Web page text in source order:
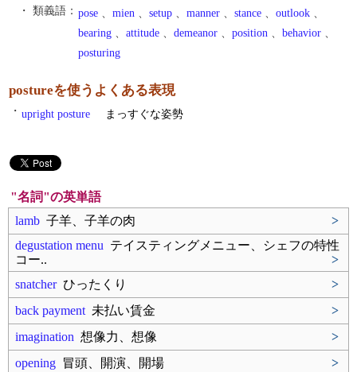
・ 類義語： pose 、 mien 、 setup 、 manner 、 stance 、 outlook 、
bearing 、 attitude 、 demeanor 、 position 、 behavior 、
posturing
postureを使うよくある表現
・ upright posture まっすぐな姿勢
"名詞"の英単語
lamb 子羊、子羊の肉
>
degustation menu テイスティングメニュー、シェフの特性
コー..
>
snatcherひったくり
>
back payment 未払い賃金
>
imagination 想像力、想像
>
opening 冒頭、開演、開場
>